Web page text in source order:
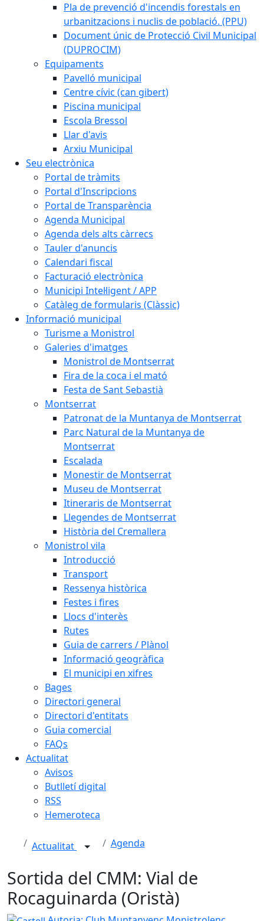
Pla de prevenció d'incendis forestals en
urbanitzacions i nuclis de població. (PPU)
Document únic de Protecció Civil Municipal
(DUPROCIM)
Equipaments
Pavelló municipal
Centre cívic (can gibert)
Piscina municipal
Escola Bressol
Llar d'avis
Arxiu Municipal
Seu electrònica
Portal de tràmits
Portal d'Inscripcions
Portal de Transparència
Agenda Municipal
Agenda dels alts càrrecs
Tauler d'anuncis
Calendari fiscal
Facturació electrònica
Municipi Intel·ligent / APP
Catàleg de formularis (Clàssic)
Informació municipal
Turisme a Monistrol
Galeries d'imatges
Monistrol de Montserrat
Fira de la coca i el mató
Festa de Sant Sebastià
Montserrat
Patronat de la Muntanya de Montserrat
Parc Natural de la Muntanya de
Montserrat
Escalada
Monestir de Montserrat
Museu de Montserrat
Itineraris de Montserrat
Llegendes de Montserrat
Història del Cremallera
Monistrol vila
Introducció
Transport
Ressenya històrica
Festes i fires
Llocs d'interès
Rutes
Guia de carrers / Plànol
Informació geogràfica
El municipi en xifres
Bages
Directori general
Directori d'entitats
Guia comercial
FAQs
Actualitat
Avisos
Butlletí digital
RSS
Hemeroteca
Actualitat Agenda
Sortida del CMM: Vial de
Rocaguinarda (Oristà)